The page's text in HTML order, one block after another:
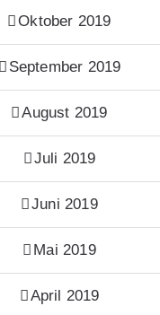
Oktober 2019
September 2019
August 2019
Juli 2019
Juni 2019
Mai 2019
April 2019